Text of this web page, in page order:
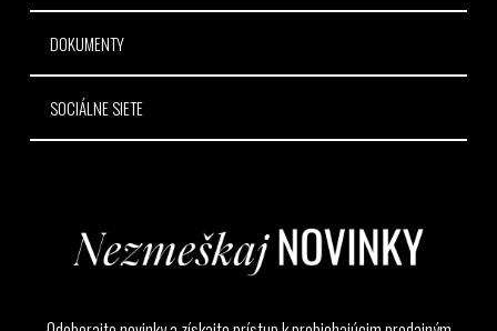
DOKUMENTY
SOCIÁLNE SIETE